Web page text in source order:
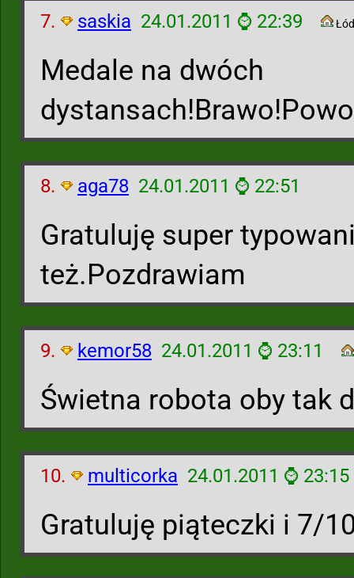
7. saskia 24.01.2011 ⌚ 22:39
Medale na dwóch
8. aga78 24.01.2011 ⌚ 22:51
Gratuluję super
też.Pozdrawiam
9. kemor58 24.01.2011 ⌚ 23:11
Świetna robota oby tak
10. multicorka 24.01.2011 ⌚ 23:15
Gratuluję piąteczki i 7/